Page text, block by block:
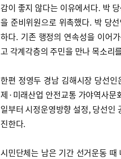
감이 좋지 않다는 이유에서다. 박
을 준비위원으로 위촉했다. 박 당
하다. 기존 행정의 연속성을 이어
고 각계각층의 주민을 만나 목소리
한편 정영두 경남 김해시장 당선
제·미래산업 안전교통 가야역사
일부터 시정운영방향 설정, 당선인
진한다.
시민단체는 남은 기간 선거운동